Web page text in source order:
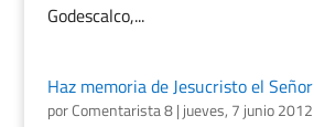
Godescalco,...
Haz memoria de Jesucristo el Señor
porComentarista 8| jueves, 7 junio 2012